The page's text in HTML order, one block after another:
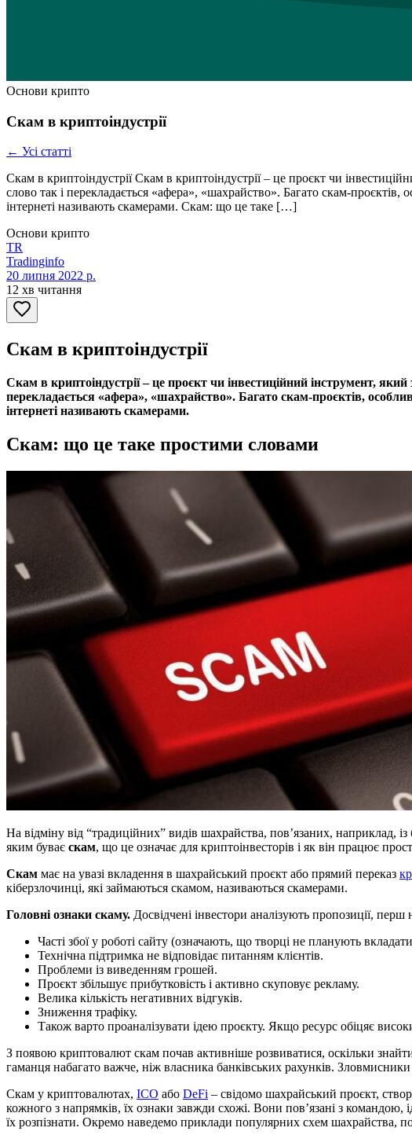
Основи крипто
Скам в криптоіндустрії
← Усі статті
Скам в криптоіндустрії Скам в криптоіндустрії – це проєкт чи
слово так і перекладається «афера», «шахрайство». Багато скам-
інтернеті називають скамерами. Скам: що це таке […]
Основи крипто
TR
Tradinginfo
20 липня 2022 р.
12 хв читання
Скам в криптоіндустрії
Скам в криптоіндустрії – це проєкт чи інвестиційний інструмент,
перекладається «афера», «шахрайство». Багато скам-проєктів,
інтернеті називають скамерами.
Скам: що це таке простими словами
На відміну від “традиційних” видів шахрайства, пов’язаних, наприклад,
яким буває скам, що це означає для криптоінвесторів і як він працює
Скам має на увазі вкладення в шахрайський проєкт або прямий переказ
кіберзлочинці, які займаються скамом, називаються скамерами.
Головні ознаки скаму. Досвідчені інвестори аналізують пропозиції,
Часті збої у роботі сайту (означають, що творці не планують
Технічна підтримка не відповідає питанням клієнтів.
Проблеми із виведенням грошей.
Проєкт збільшує прибутковість і активно скуповує рекламу.
Велика кількість негативних відгуків.
Зниження трафіку.
Також варто проаналізувати ідею проєкту. Якщо ресурс обіцяє
З появою криптовалют скам почав активніше розвиватися, оскільки
гаманця набагато важче, ніж власника банківських рахунків.
Скам у криптовалютах, ICO або DeFi – свідомо шахрайський проєкт,
кожного з напрямків, їх ознаки завжди схожі. Вони пов’язані з
їх розпізнати. Окремо наведемо приклади популярних схем шахрайства,